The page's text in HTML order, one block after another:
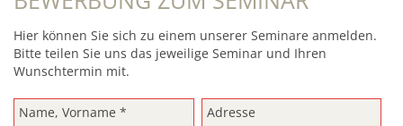
Hier können Sie sich zu einem unserer Seminare anmelden.
Bitte teilen Sie uns das jeweilige Seminar und Ihren
Wunschtermin mit.